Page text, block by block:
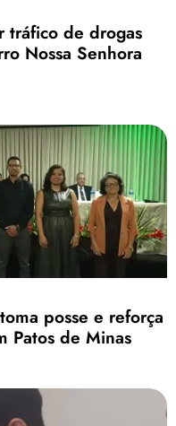
tráfico de drogas
Nossa Senhora
posse e reforça
Patos de Minas